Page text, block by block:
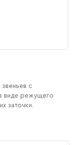
с
виде режущего
заточки.